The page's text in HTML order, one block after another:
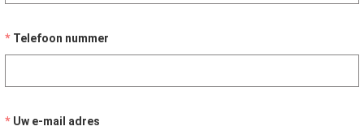
Telefoon nummer
Uw e-mail adres